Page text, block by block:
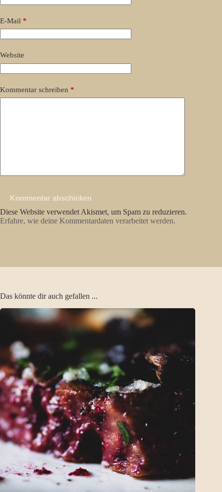
E-Mail *
Website
Kommentar schreiben *
Kommentar abschicken
Diese Website verwendet Akismet, um Spam zu reduzieren.
Erfahre, wie deine Kommentardaten verarbeitet werden.
Das könnte dir auch gefallen ...